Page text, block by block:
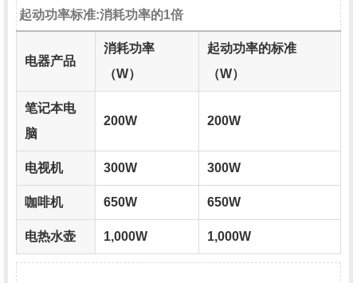
起动功率标准:消耗功率的1倍
电器产品
消耗功率
（W）
起动功率的标准
（W）
笔记本电
脑
200W 200W
电视机 300W 300W
咖啡机 650W 650W
电热水壶 1,000W 1,000W